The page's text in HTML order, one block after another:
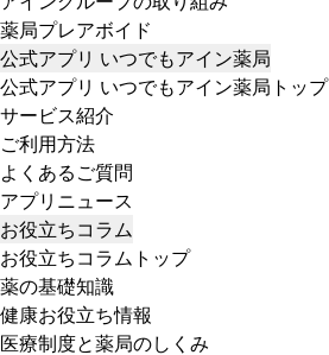
薬局プレアボイド
公式アプリ いつでもアイン薬局
公式アプリ いつでもアイン薬局トップ
サービス紹介
ご利用方法
よくあるご質問
アプリニュース
お役立ちコラム
お役立ちコラムトップ
薬の基礎知識
健康お役立ち情報
医療制度と薬局のしくみ